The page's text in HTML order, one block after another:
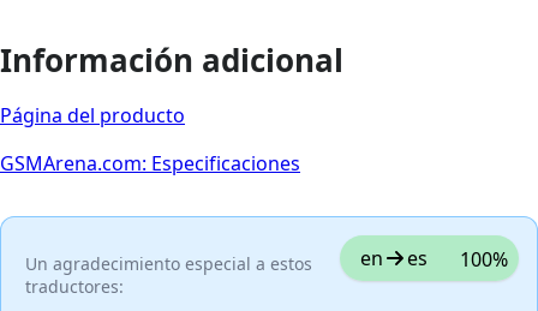
Información adicional
Página del producto
GSMArena.com: Especificaciones
Un agradecimiento especial a estos
traductores:
en es 100%